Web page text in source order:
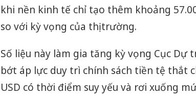
khi nền kinh tế chỉ tạo thêm khoảng
so với kỳ vọng của thị trường.
Số liệu này làm gia tăng kỳ vọng Cục Dự
bớt áp lực duy trì chính sách tiền tệ thắt
USD có thời điểm suy yếu và rơi xuống